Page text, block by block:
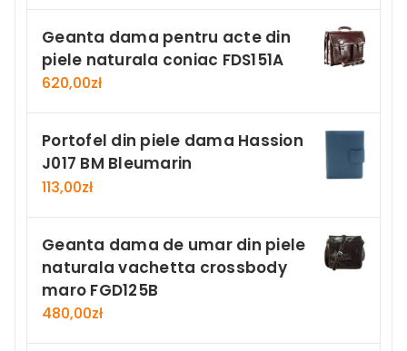
Geanta dama pentru acte din
piele naturala coniac FDS151A
620,00zł
Portofel din piele dama Hassion
J017 BM Bleumarin
113,00zł
Geanta dama de umar din piele
naturala vachetta crossbody
maro FGD125B
480,00zł